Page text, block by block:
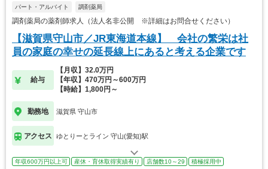
パート・アルバイト 調剤薬局
調剤薬局の薬剤師求人（法人名非公開 ※詳細はお問合せください）
【滋賀県守山市／JR東海道本線】 会社の繁栄は社
員の家庭の幸せの延長線上にあると考える企業です
給与
【月収】32.0万円
【年収】470万円～600万円
【時給】1,800円～
勤務地 滋賀県 守山市
アクセス ゆとりーとライン 守山(愛知)駅
年収600万円以上可 産休・育休取得実績有り 店舗数10～29 積極採用中